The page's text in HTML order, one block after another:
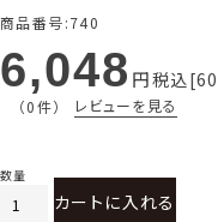
商品番号 740
6,048 税込 60
（0件） レビューを見る
カートに入れる